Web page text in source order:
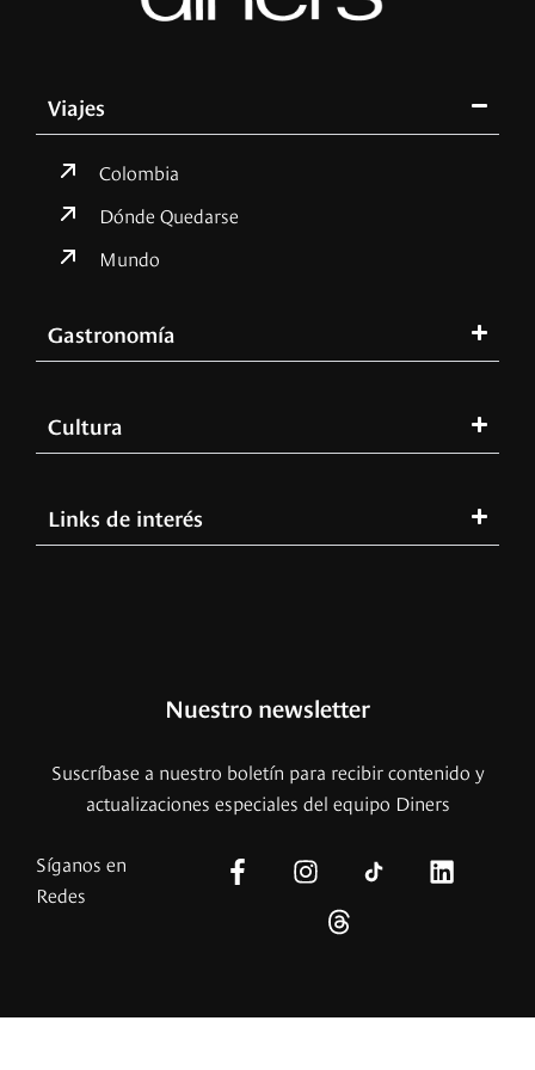
Viajes
Colombia
Dónde Quedarse
Mundo
Gastronomía
Cultura
Links de interés
Nuestro newsletter
Suscríbase a nuestro boletín para recibir contenido y
actualizaciones especiales del equipo Diners
Síganos en
Redes